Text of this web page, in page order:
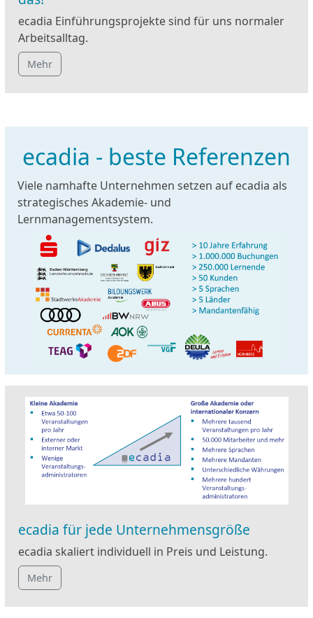
ecadia Einführungsprojekte sind für uns normaler
Arbeitsalltag.
Mehr
ecadia - beste Referenzen
Viele namhafte Unternehmen setzen auf ecadia als
strategisches Akademie- und
Lernmanagementsystem.
ecadia für jede Unternehmensgröße
ecadia skaliert individuell in Preis und Leistung.
Mehr